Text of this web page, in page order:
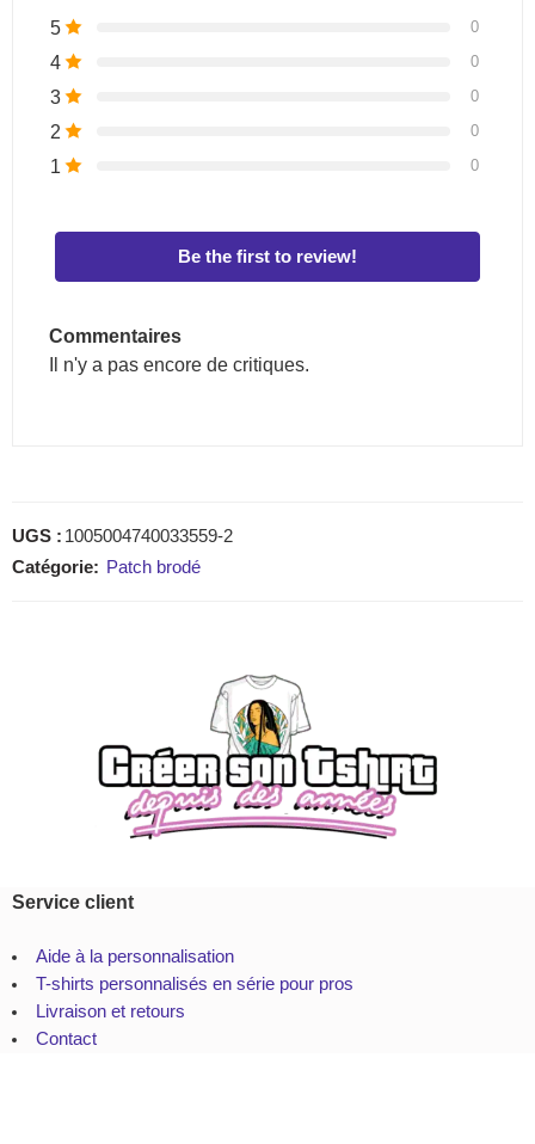
5 0
4 0
3 0
2 0
1 0
Be the first to review!
Commentaires
Il n'y a pas encore de critiques.
UGS : 1005004740033559-2
Catégorie: Patch brodé
Service client
Aide à la personnalisation
T-shirts personnalisés en série pour pros
Livraison et retours
Contact